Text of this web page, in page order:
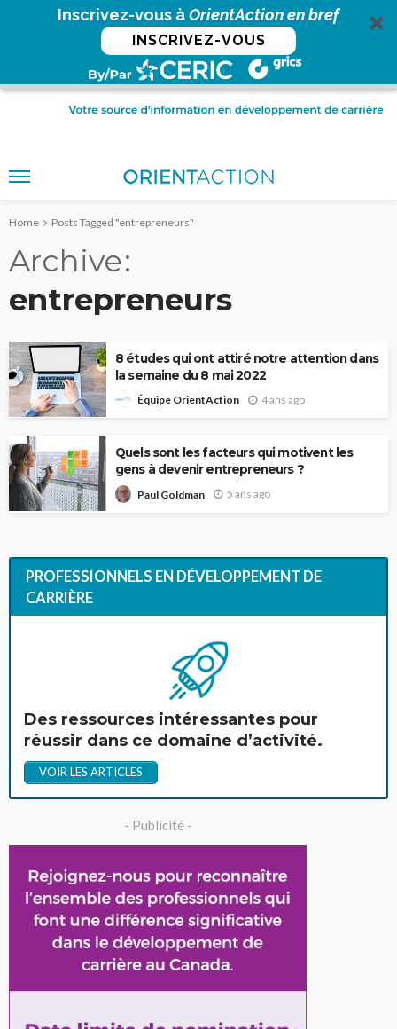
Inscrivez-vous àOrientAction en bref
INSCRIVEZ-VOUS
Home Posts Tagged "entrepreneurs"
Archive
entrepreneurs
8 études qui ont attiré notre attention dans
la semaine du 8 mai 2022
Équipe OrientAction 4 ans ago
Quels sont les facteurs qui motivent les
gens à devenir entrepreneurs ?
Paul Goldman 5 ans ago
PROFESSIONNELS EN DÉVELOPPEMENT DE
CARRIÈRE
Des ressources intéressantes pour
réussir dans ce domaine d’activité.
VOIR LES ARTICLES
- Publicité -